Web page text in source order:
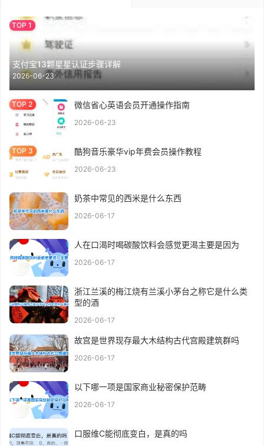
支付宝13颗星星认证步骤详解
2026-06-23
微信省心英语会员开通操作指南
2026-06-23
酷狗音乐豪华vip年费会员操作教程
2026-06-23
奶茶中常见的西米是什么东西
2026-06-17
人在口渴时喝碳酸饮料会感觉更渴主要是因为
2026-06-17
浙江兰溪的梅江烧有兰溪小茅台之称它是什么类
型的酒
2026-06-17
故宫是世界现存最大木结构古代宫殿建筑群吗
2026-06-17
以下哪一项是国家商业秘密保护范畴
2026-06-17
口服维C能彻底变白，是真的吗